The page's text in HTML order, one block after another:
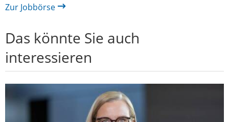
Zur Jobbörse
Das könnte Sie auch
interessieren